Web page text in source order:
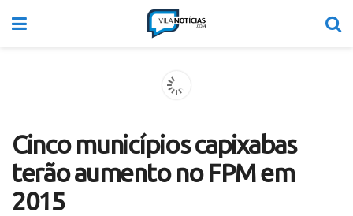
Cinco municípios capixabas
terão aumento no FPM em
2015